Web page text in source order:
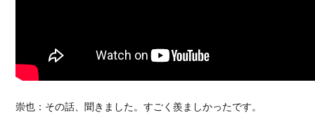
崇也：その話、聞きました。すごく羨ましかったです。